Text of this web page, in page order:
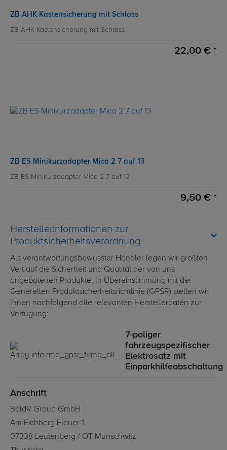
ZB AHK Kastensicherung mit Schloss
ZB AHK Kastensicherung mit Schloss
22,00 € *
ZB ES Minikurzadapter Mica 2 7 auf 13
ZB ES Minikurzadapter Mica 2 7 auf 13
9,50 € *
Herstellerinformationen zur
Produktsicherheitsverordnung
Als verantwortungsbewusster Händler legen wir größten
Vert auf die Sicherheit und Qualität der von uns
angebotenen Produkte. In Übereinstimmung mit der
Generellen Produktsicherheitsrichtlinie (GPSR) stellen wir
Ihnen nachfolgend alle relevanten Herstellerdaten zur
Verfügung:
7-poliger
fahrzeugspezifischer
Elektrosatz mit
Einparkhilfeabschaltung
Anschrift
BoldR Group GmbH
Am Eichberg Flauer 1
07338 Leutenberg / OT Munschwitz